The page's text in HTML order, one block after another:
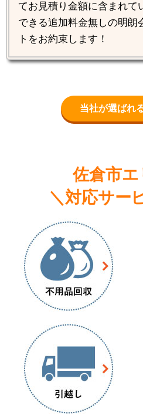
てお見積り金額に含まれて
できる追加料金無しの明朗
トをお約束します！
当社が選ばれ
佐倉市
＼対応サー